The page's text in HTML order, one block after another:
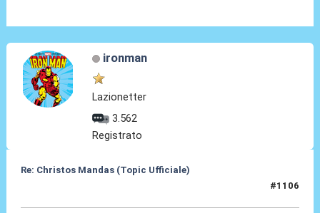
ironman
Lazionetter
3.562
Registrato
Re: Christos Mandas (Topic Ufficiale)
#1106